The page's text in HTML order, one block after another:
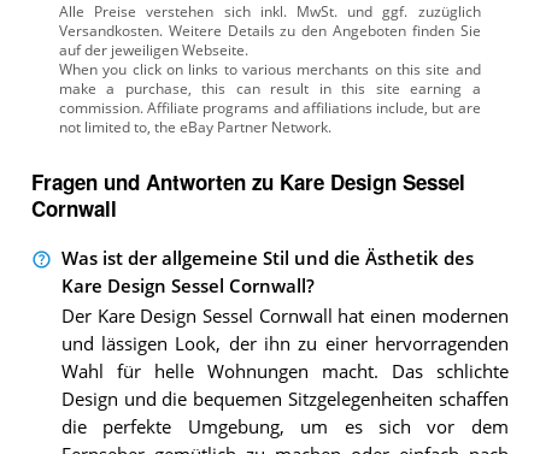
Alle Preise verstehen sich inkl. MwSt. und ggf. zuzüglich
Versandkosten. Weitere Details zu den Angeboten finden Sie
auf der jeweiligen Webseite.
Fragen und Antworten zu Kare Design Sessel
Cornwall
Was ist der allgemeine Stil und die Ästhetik des
Kare Design Sessel Cornwall?
Der Kare Design Sessel Cornwall hat einen modernen
und lässigen Look, der ihn zu einer hervorragenden
Wahl für helle Wohnungen macht. Das schlichte
Design und die bequemen Sitzgelegenheiten schaffen
die perfekte Umgebung, um es sich vor dem